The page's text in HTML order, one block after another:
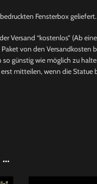
Fensterbox geliefert.
Versand “kostenlos” (Ab
von den Versandkosten
günstig wie möglich zu
mitteilen, wenn die Statue
…